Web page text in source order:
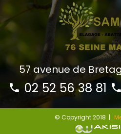
57 avenue de
02 52 56 38 81
© Copyright 2018 |